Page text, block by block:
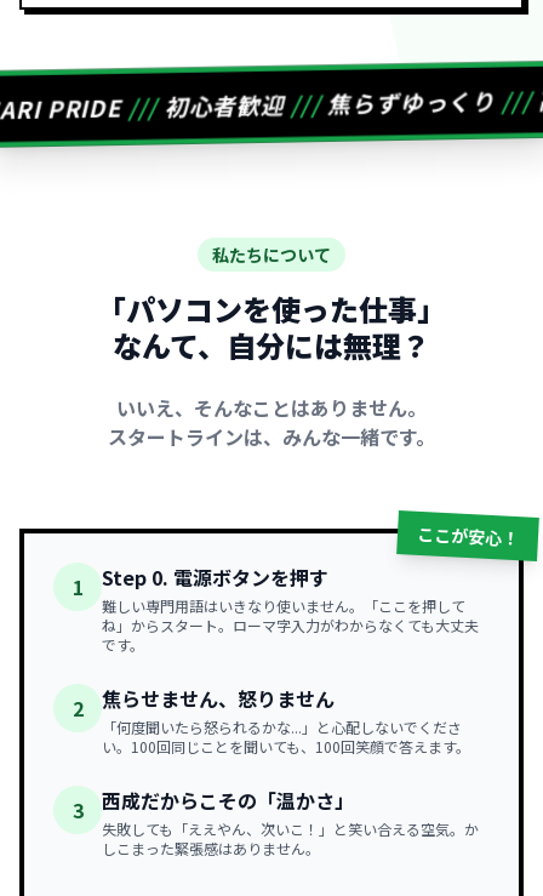
PRIDE///初心者歓迎///焦らずゆっくり///
私たちについて
「パソコンを使った仕事」
なんて、自分には無理？
いいえ、そんなことはありません。
スタートラインは、みんな一緒です。
ここが安心！
1 Step 0. 電源ボタンを押す
難しい専門用語はいきなり使いません。「ここを押して
ね」からスタート。ローマ字入力がわからなくても大丈夫
です。
2 焦らせません、怒りません
「何度聞いたら怒られるかな...」と心配しないでくださ
い。100回同じことを聞いても、100回笑顔で答えます。
3 西成だからこその「温かさ」
失敗しても「ええやん、次いこ！」と笑い合える空気。か
しこまった緊張感はありません。